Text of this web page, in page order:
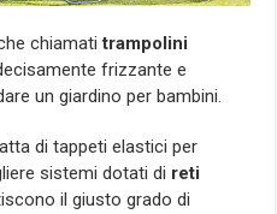
chiamatitrampolini
frizzante e
un giardino per bambini.
di tappeti elastici per
sistemi dotati di reti
il giusto grado di